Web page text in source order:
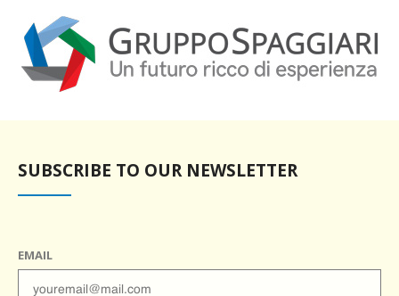
SUBSCRIBE TO OUR NEWSLETTER
EMAIL